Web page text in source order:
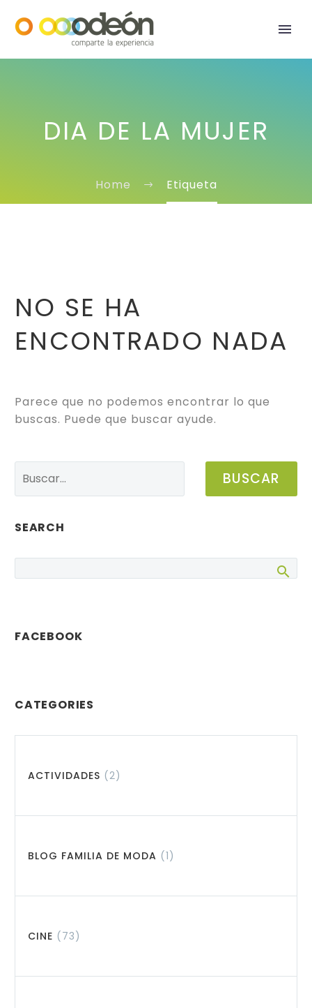
DIA DE LA MUJER
Home Etiqueta
NO SE HA
ENCONTRADO NADA
Parece que no podemos encontrar lo que
buscas. Puede que buscar ayude.
BUSCAR
SEARCH
FACEBOOK
CATEGORIES
ACTIVIDADES (2)
BLOG FAMILIA DE MODA (1)
CINE (73)